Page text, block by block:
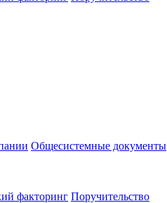
Общесистемные документы
факторинг Поручительство